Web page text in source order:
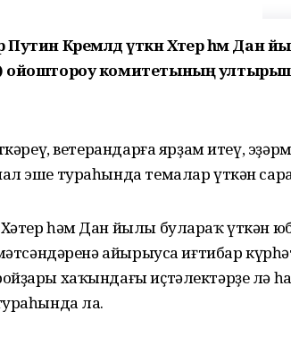
Кремлдә үткән Хәтер һәм Дан
комитетының
ветерандарға ярҙам итеү,
эше тураһында темалар үткән
һәм Дан йылы булараҡ үткән
айырыуса иғтибар
хаҡындағы иҫтәлектәрҙе лә
ла.